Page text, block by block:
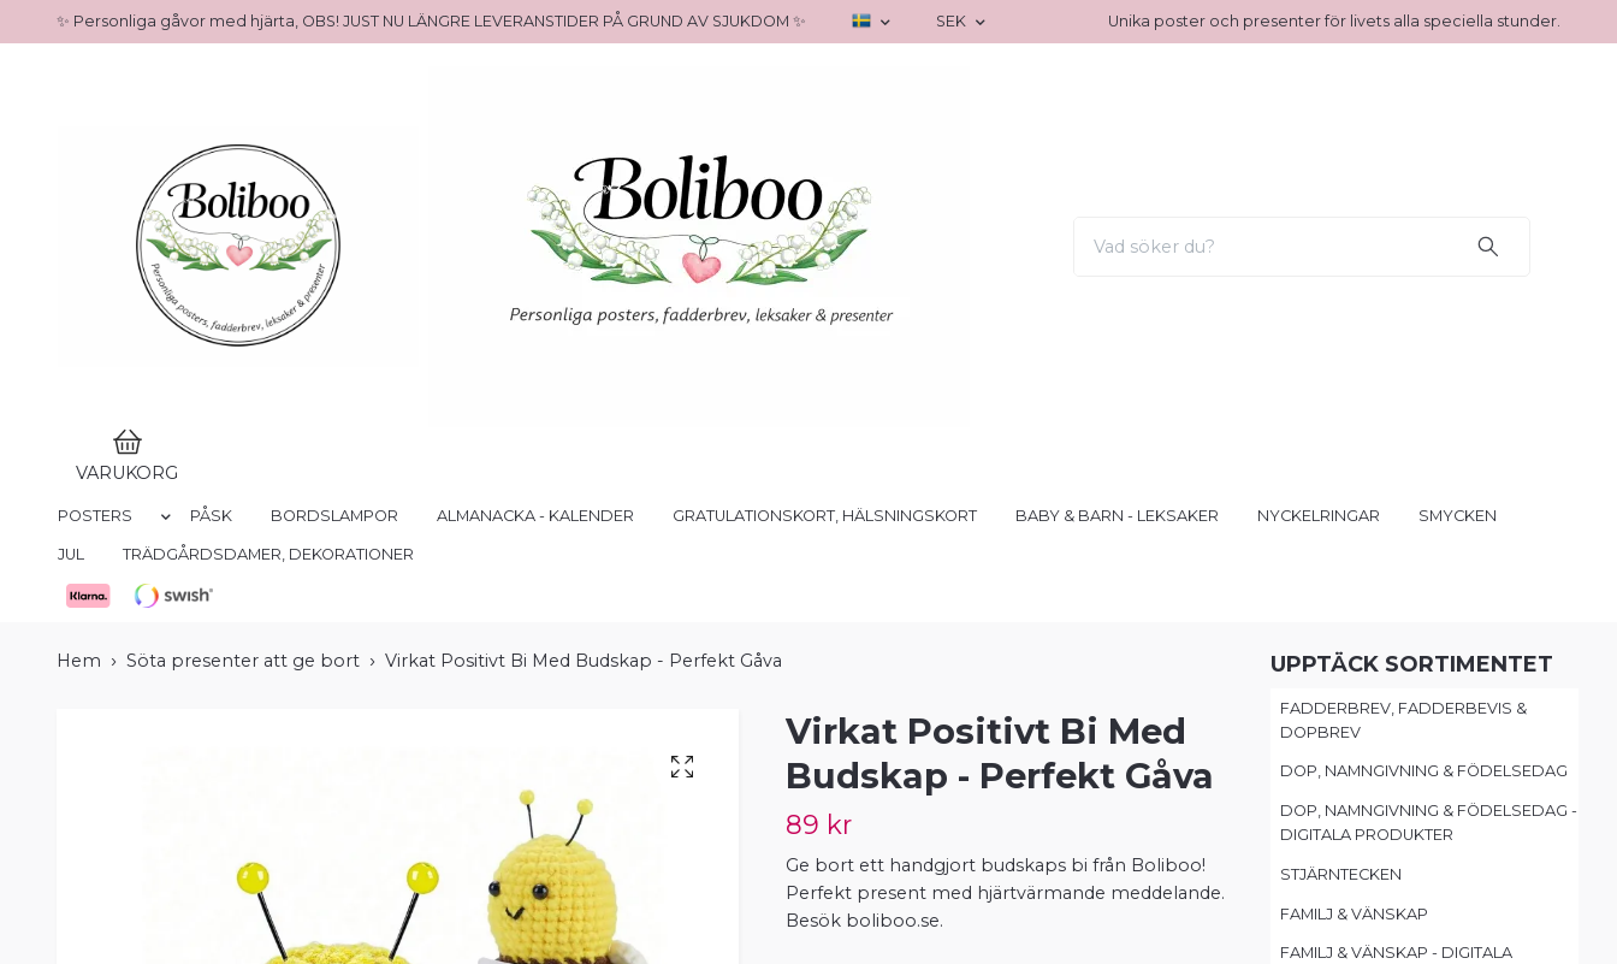
✨ Personliga gåvor med hjärta, OBS! JUST NU LÄNGRE LEVERANSTIDER PÅ GRUND AV SJUKDOM ✨ SEK Unika poster och presenter för livets alla speciella stunder.
VARUKORG
POSTERS PÅSK BORDSLAMPOR ALMANACKA - KALENDER GRATULATIONSKORT, HÄLSNINGSKORT BABY & BARN - LEKSAKER NYCKELRINGAR SMYCKEN
JUL TRÄDGÅRDSDAMER, DEKORATIONER
UPPTÄCK SORTIMENTET
FADDERBREV, FADDERBEVIS &
DOPBREV
DOP, NAMNGIVNING & FÖDELSEDAG
DOP, NAMNGIVNING & FÖDELSEDAG -
DIGITALA PRODUKTER
STJÄRNTECKEN
FAMILJ & VÄNSKAP
FAMILJ & VÄNSKAP - DIGITALA
Hem Söta presenter att ge bort Virkat Positivt Bi Med Budskap - Perfekt Gåva
Virkat Positivt Bi Med
Budskap - Perfekt Gåva
89 kr
Ge bort ett handgjort budskaps bi från Boliboo!
Perfekt present med hjärtvärmande meddelande.
Besök boliboo.se.